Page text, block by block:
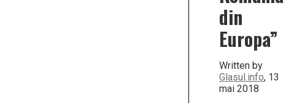
din
Europa”
Written by
Glasul.info, 13
mai 2018